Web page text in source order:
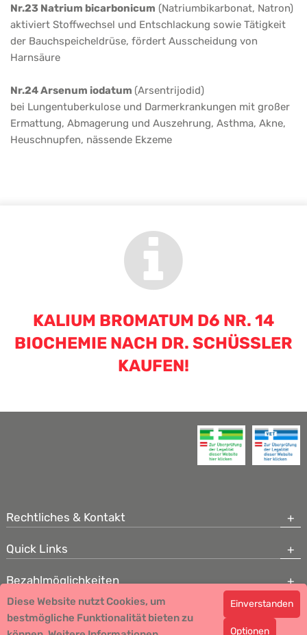
Nr.23 Natrium bicarbonicum (Natriumbikarbonat, Natron)
aktiviert Stoffwechsel und Entschlackung sowie Tätigkeit
der Bauchspeicheldrüse, fördert Ausscheidung von
Harnsäure
Nr.24 Arsenum iodatum (Arsentrijodid)
bei Lungentuberkulose und Darmerkrankungen mit großer
Ermattung, Abmagerung und Auszehrung, Asthma, Akne,
Heuschnupfen, nässende Ekzeme
KALIUM BROMATUM D6 NR. 14
BIOCHEMIE NACH DR. SCHÜSSLER K
AUFEN!
Rechtliches & Kontakt
Quick Links
Bezahlmöglichkeiten
Copyright © 2026 Team Santé Salvator Apotheke - GDP zertifiziert
Remedia Homöopathie GmbH GMP zertifizierter Arzneihersteller
Diese Website nutzt Cookies, um
bestmögliche Funktionalität bieten zu
Einverstanden
Optionen